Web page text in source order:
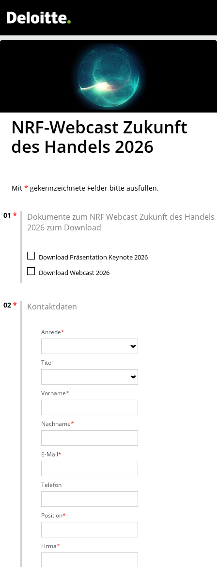
NRF-Webcast Zukunft
des Handels 2026
Mit * gekennzeichnete Felder bitte ausfüllen.
01 *
Dokumente zum NRF Webcast Zukunft des Handels
2026 zum Download
Download Präsentation Keynote 2026
Download Webcast 2026
02 * Kontaktdaten
Anrede
Titel
Vorname
Nachname
E-Mail
Telefon
Position
Firma